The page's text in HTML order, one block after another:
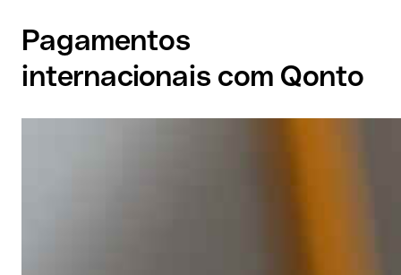
Pagamentos
internacionais com Qonto